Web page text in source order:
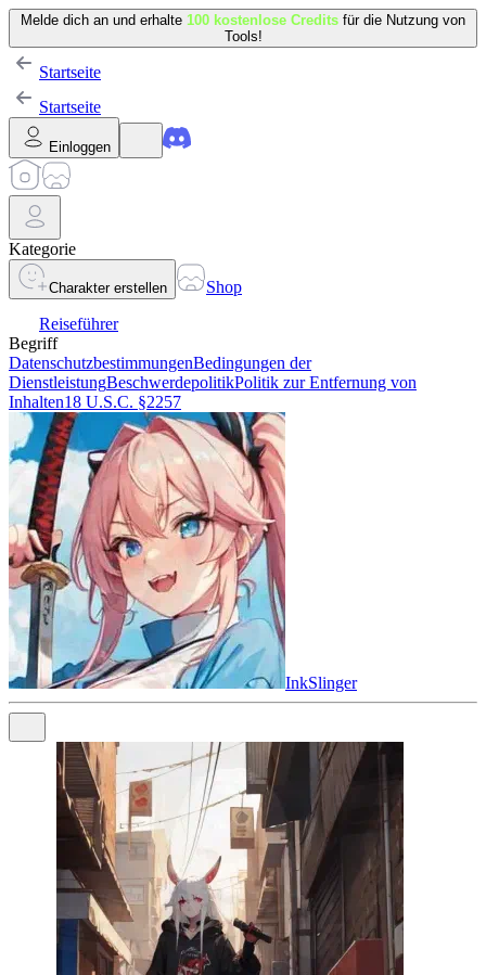
Melde dich an und erhalte 100 kostenlose Credits für die Nutzung von
Tools!
Startseite
Startseite
Einloggen
Kategorie
Charakter erstellen
Shop
Reiseführer
Begriff
DatenschutzbestimmungenBedingungen der
DienstleistungBeschwerdepolitikPolitik zur Entfernung von
Inhalten18 U.S.C. §2257
InkSlinger